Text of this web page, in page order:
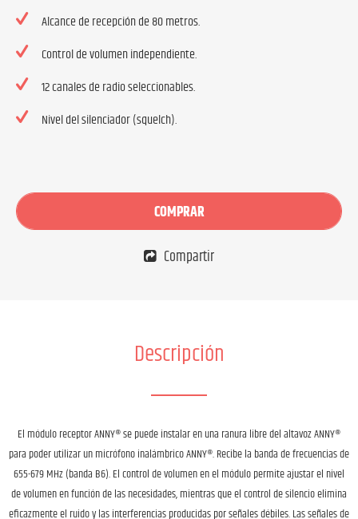
Alcance de recepción de 80 metros.
Control de volumen independiente.
12 canales de radio seleccionables.
Nivel del silenciador (squelch).
COMPRAR
Compartir
Descripción
El módulo receptor ANNY® se puede instalar en una ranura libre del altavoz ANNY®
para poder utilizar un micrófono inalámbrico ANNY®. Recibe la banda de frecuencias de
655-679 MHz (banda B6). El control de volumen en el módulo permite ajustar el nivel
de volumen en función de las necesidades, mientras que el control de silencio elimina
eficazmente el ruido y las interferencias producidas por señales débiles. Las señales de